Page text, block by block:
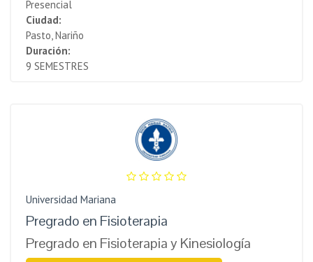
Presencial
Ciudad:
Pasto, Nariño
Duración:
9 SEMESTRES
Universidad Mariana
Pregrado en Fisioterapia
Pregrado en Fisioterapia y Kinesiología